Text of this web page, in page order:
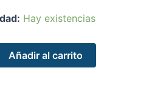
Hay existencias
Añadir al carrito